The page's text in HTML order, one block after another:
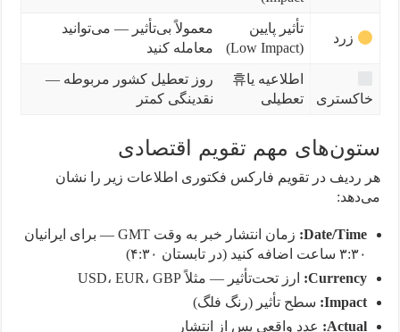
زرد
تأثیر پایین
(Low Impact)
معمولاً بی‌تأثیر — می‌توانید
معامله کنید
خاکستری
اطلاعیه یا휴
تعطیلی
روز تعطیل کشور مربوطه —
نقدینگی کمتر
ستون‌های مهم تقویم اقتصادی
هر ردیف در تقویم فارکس فکتوری اطلاعات زیر را نشان
می‌دهد:
Date/Time:
زمان انتشار خبر به وقت GMT — برای ایرانیان
۳:۳۰ ساعت اضافه کنید (در تابستان ۴:۳۰)
Currency:
ارز تحت‌تأثیر — مثلاً USD، EUR، GBP
Impact: سطح تأثیر (رنگ فلگ)
Actual:
عدد واقعی پس از انتشار